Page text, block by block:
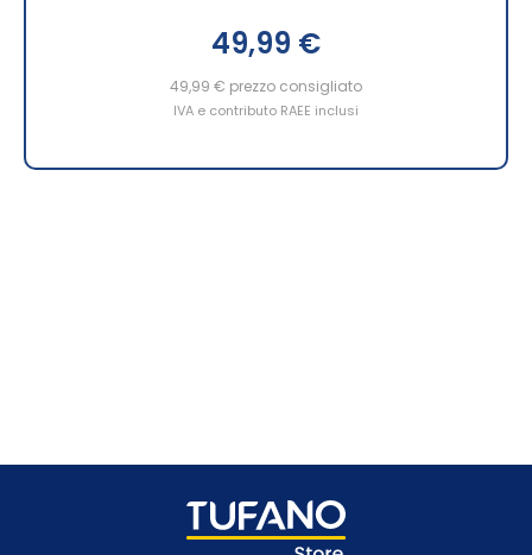
49,99 €
49,99 € prezzo consigliato
IVA e contributo RAEE inclusi